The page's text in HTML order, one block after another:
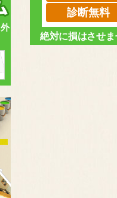
診断無料
絶対に損はさせ
外